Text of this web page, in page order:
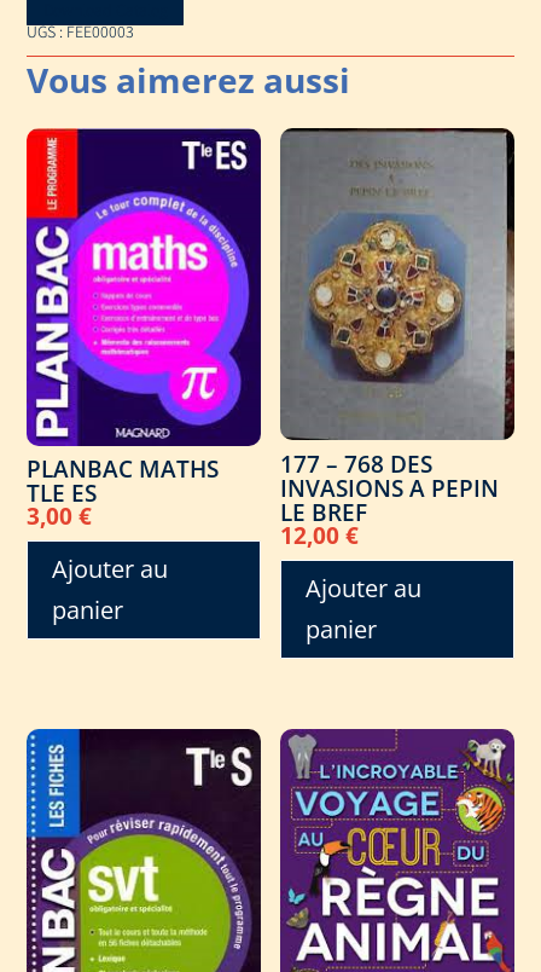
UGS :FEE00003
PLANBAC MATHS
TLE ES
3,00€
Ajouter au
panier
177 – 768 DES
INVASIONS A PEPIN
LE BREF
12,00€
Ajouter au
panier